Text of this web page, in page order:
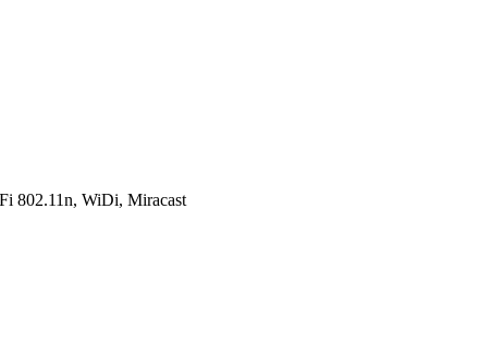
802.11n, WiDi, Miracast